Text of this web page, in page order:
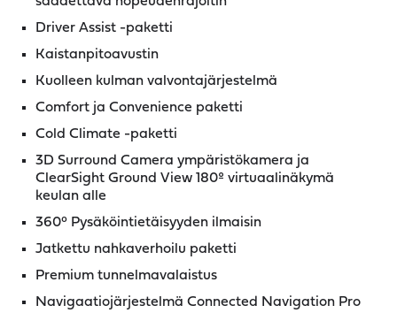
Driver Assist -paketti
Kaistanpitoavustin
Kuolleen kulman valvontajärjestelmä
Comfort ja Convenience paketti
Cold Climate -paketti
3D Surround Camera ympäristökamera ja
ClearSight Ground View 180º virtuaalinäkymä
keulan alle
360° Pysäköintietäisyyden ilmaisin
Jatkettu nahkaverhoilu paketti
Premium tunnelmavalaistus
Navigaatiojärjestelmä Connected Navigation Pro